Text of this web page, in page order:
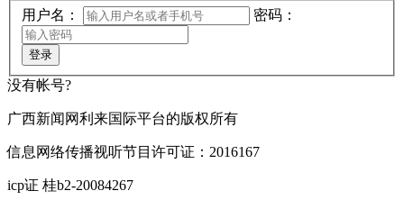
用户名：
密码：
登录
没有帐号?
广西新闻网利来国际平台的版权所有
信息网络传播视听节目许可证：2016167
icp证 桂b2-20084267